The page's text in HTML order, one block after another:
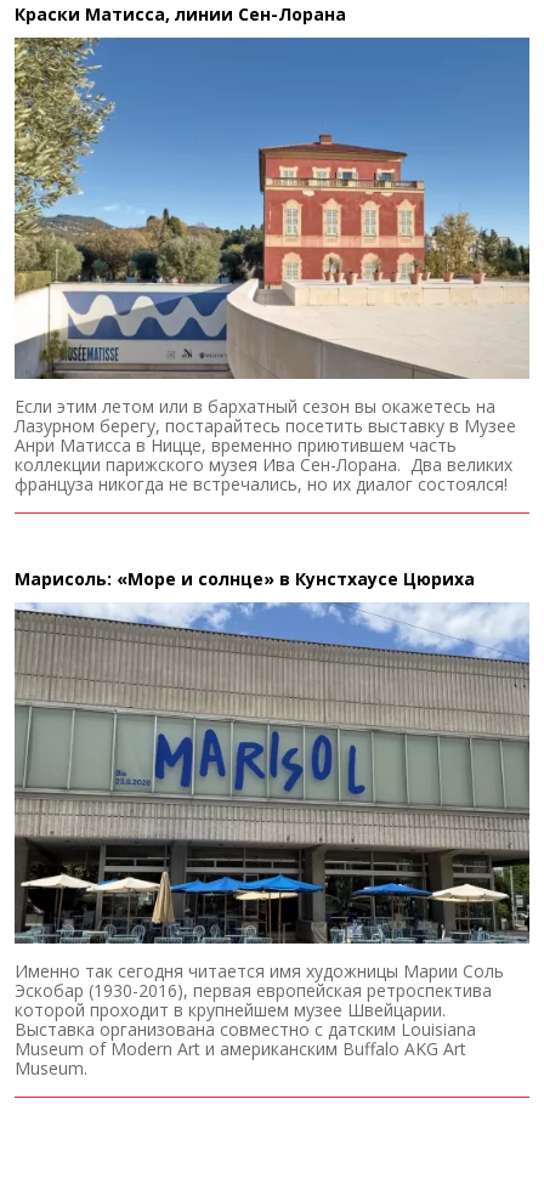
Краски Матисса, линии Сен-Лорана
Если этим летом или в бархатный сезон вы окажетесь на
Лазурном берегу, постарайтесь посетить выставку в Музее
Анри Матисса в Ницце, временно приютившем часть
коллекции парижского музея Ива Сен-Лорана. Два великих
француза никогда не встречались, но их диалог состоялся!
Марисоль: «Море и солнце» в Кунстхаусе Цюриха
Именно так сегодня читается имя художницы Марии Соль
Эскобар (1930-2016), первая европейская ретроспектива
которой проходит в крупнейшем музее Швейцарии.
Выставка организована совместно с датским Louisiana
Museum of Modern Art и американским Buffalo AKG Art
Museum.